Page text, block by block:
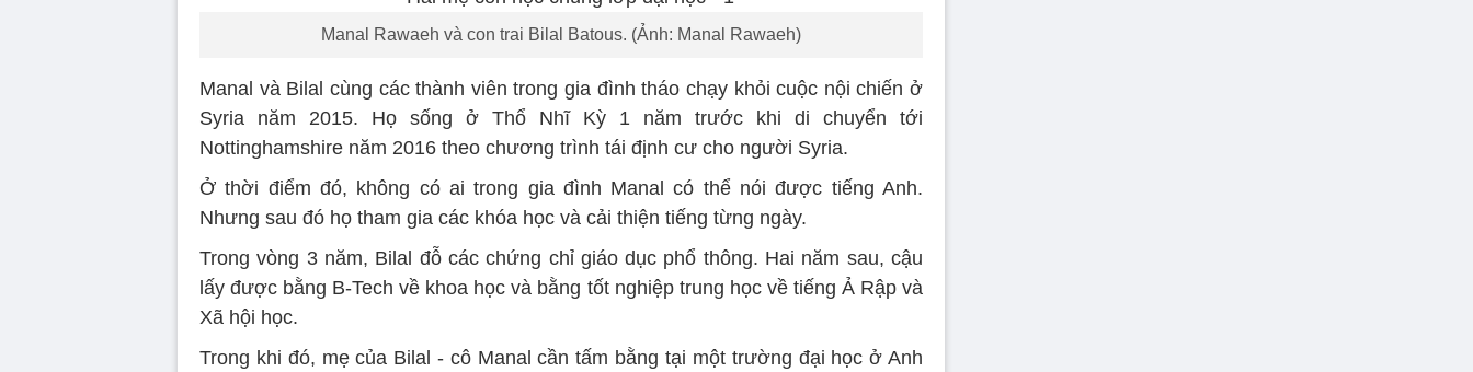
Manal Rawaeh và con trai Bilal Batous. (Ảnh: Manal Rawaeh)
Manal và Bilal cùng các thành viên trong gia đình tháo chạy khỏi cuộc nội chiến ở
Syria năm 2015. Họ sống ở Thổ Nhĩ Kỳ 1 năm trước khi di chuyển tới
Nottinghamshire năm 2016 theo chương trình tái định cư cho người Syria.
Ở thời điểm đó, không có ai trong gia đình Manal có thể nói được tiếng Anh.
Nhưng sau đó họ tham gia các khóa học và cải thiện tiếng từng ngày.
Trong vòng 3 năm, Bilal đỗ các chứng chỉ giáo dục phổ thông. Hai năm sau, cậu
lấy được bằng B-Tech về khoa học và bằng tốt nghiệp trung học về tiếng Ả Rập và
Xã hội học.
Trong khi đó, mẹ của Bilal - cô Manal cần tấm bằng tại một trường đại học ở Anh